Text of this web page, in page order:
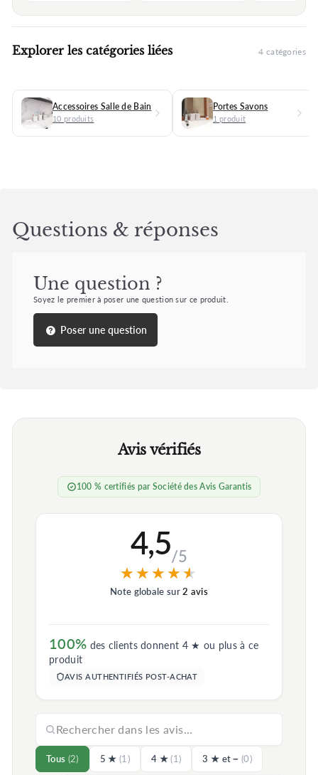
Explorer les catégories liées 4 catégories
Accessoires Salle de Bain
10 produits
Portes Savons
1 produit
Questions & réponses
Une question ?
Soyez le premier à poser une question sur ce produit.
Poser une question
Avis vérifiés
100 % certifiés par Société des Avis Garantis
4,5/5
★★★★★
★★★★★
Note globale sur2 avis
100% des clients donnent 4 ★ ou plus à ce
produit
AVIS AUTHENTIFIÉS POST-ACHAT
Tous (2) 5 ★ (1) 4 ★(1) 3 ★ et −(0)